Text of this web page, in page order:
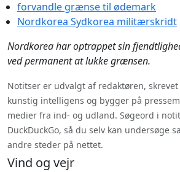
forvandle grænse til ødemark
Nordkorea Sydkorea militærskridt
Nordkorea har optrappet sin
ved permanent at lukke grænsen.
Notitser er udvalgt af redaktøren,
kunstig intelligens og bygger på
medier fra ind- og udland. Søgeord i
DuckDuckGo, så du selv kan undersøge
andre steder på nettet.
Vind og vejr